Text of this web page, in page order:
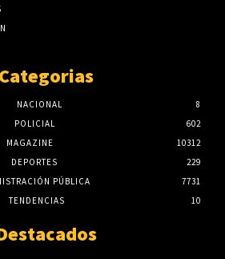
Categorias
NACIONAL
8
POLICIAL
602
MAGAZINE
10312
DEPORTES
229
PÚBLICA
7731
TENDENCIAS
10